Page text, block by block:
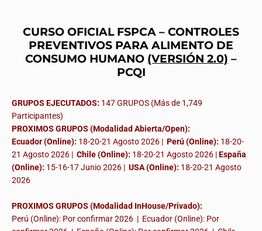
CURSO OFICIAL FSPCA – CONTROLES
PREVENTIVOS PARA ALIMENTO DE
CONSUMO HUMANO (VERSIÓN 2.0) –
PCQI
GRUPOS EJECUTADOS: 147 GRUPOS (Más de 1,749
Participantes)
PROXIMOS GRUPOS (Modalidad Abierta/Open):
Ecuador (Online): 18-20-21 Agosto 2026 | Perú (Online): 18-20-
21 Agosto 2026 | Chile (Online): 18-20-21 Agosto 2026 |España
(Online): 15-16-17 Junio 2026 | USA (Online): 18-20-21 Agosto
2026
PROXIMOS GRUPOS (Modalidad InHouse/Privado):
Perú (Online): Por confirmar 2026 | Ecuador (Online): Por